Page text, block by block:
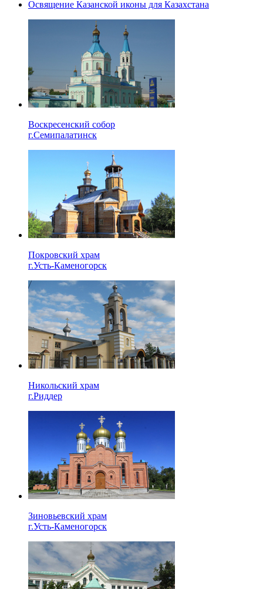
Освящение Казанской иконы для Казахстана
Воскресенский собор
г.Семипалатинск
Покровский храм
г.Усть-Каменогорск
Никольский храм
г.Риддер
Зиновьевский храм
г.Усть-Каменогорск